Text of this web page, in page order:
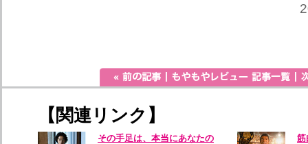
【関連リンク】
その手足は、本当にあなたの
筋